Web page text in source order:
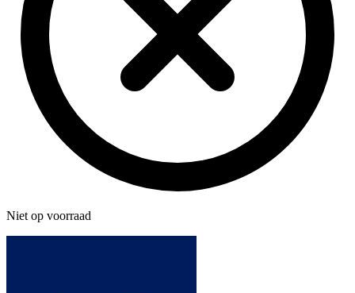
Niet op voorraad